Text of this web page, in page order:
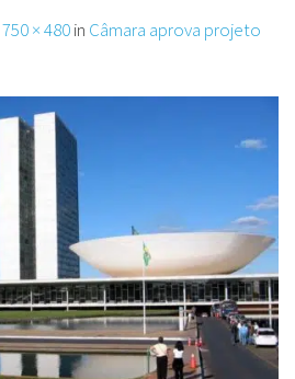
750 × 480in Câmara aprova projeto